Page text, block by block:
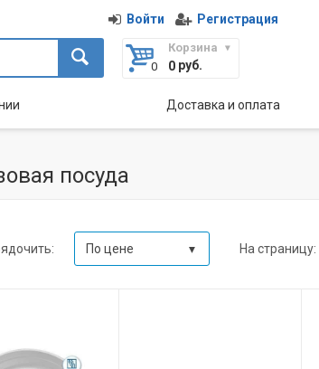
Войти Регистрация
Корзина
0руб.
Доставка и оплата
посуда
По цене На страницу: